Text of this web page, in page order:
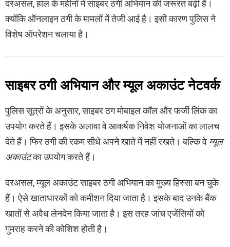
दरअसल, हाल के महीनों में साइबर ठगी अभियान की जरूरत बढ़ी है।
क्योंकि ऑनलाइन ठगी के मामलों में तेजी आई है। इसी कारण पुलिस ने
विशेष ऑपरेशन चलाया है।
साइबर ठगी अभियान और म्यूल अकाउंट नेटवर्क
पुलिस सूत्रों के अनुसार, साइबर ठग मोबाइल कॉल और फर्जी लिंक का
उपयोग करते हैं। इसके अलावा वे आकर्षक निवेश योजनाओं का लालच
देते हैं। फिर ठगी की रकम सीधे अपने खाते में नहीं रखते। बल्कि वे म्यूल
अकाउंटका उपयोग करते हैं।
दरअसल, म्यूल अकाउंट साइबर ठगी अभियान का मुख्य हिस्सा बन चुके
हैं। ऐसे खाताधारकों को कमीशन दिया जाता है। इसके बाद उनके बैंक
खातों से अवैध लेनदेन किया जाता है। इस तरह जांच एजेंसियों को
गुमराह करने की कोशिश होती है।